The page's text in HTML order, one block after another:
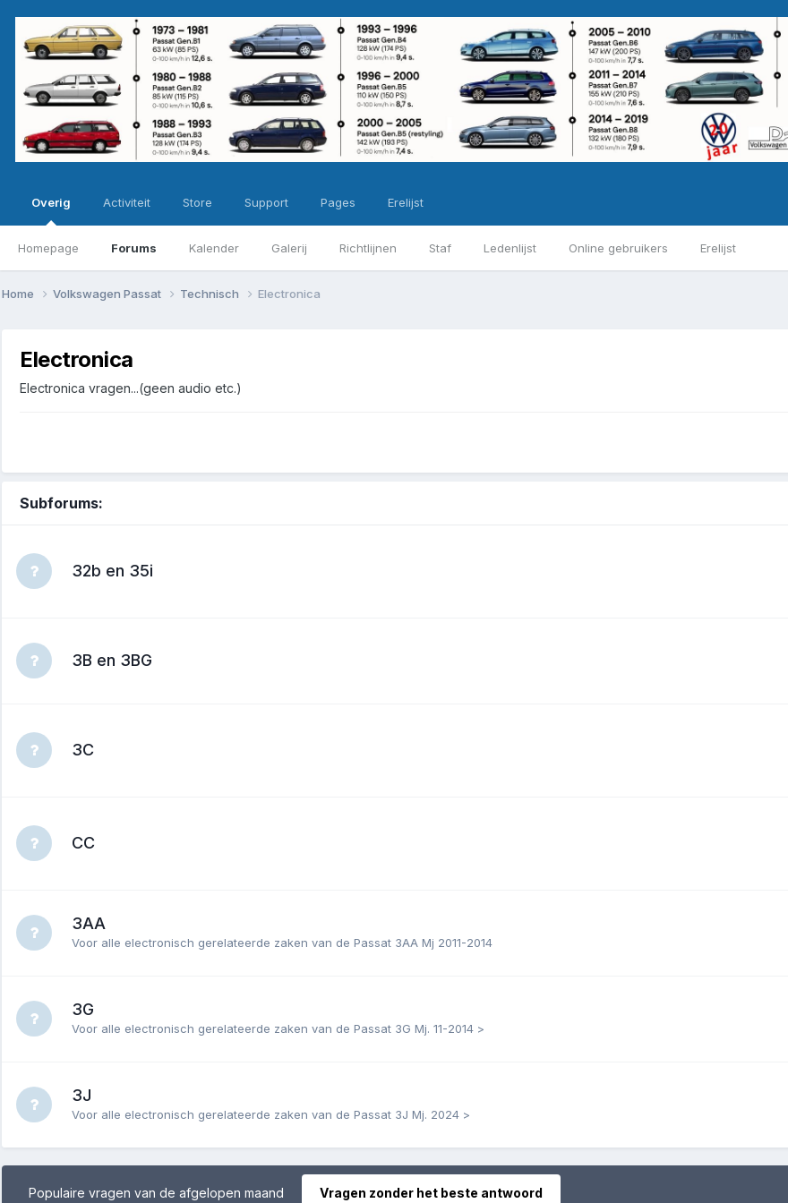
Overig
Homepage Forums Kalender Galerij Richtlijnen Staf Ledenlijst Online gebruikers Erelijst
Activiteit Store Support Pages Erelijst
Home Volkswagen Passat Technisch Electronica
Electronica
Electronica vragen...(geen audio etc.)
Subforums:
32b en 35i
3B en 3BG
3C
CC
3AA
Voor alle electronisch gerelateerde zaken van de Passat 3AA Mj 2011-2014
3G
Voor alle electronisch gerelateerde zaken van de Passat 3G Mj. 11-2014 >
3J
Voor alle electronisch gerelateerde zaken van de Passat 3J Mj. 2024 >
Populaire vragen van de afgelopen maand Vragen zonder het beste antwoord